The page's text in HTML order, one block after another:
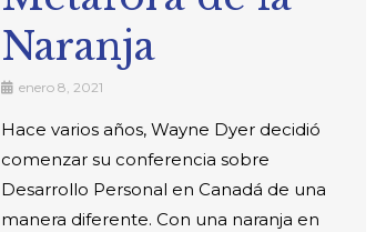
Naranja
enero 8, 2021
Hace varios años, Wayne Dyer decidió
comenzar su conferencia sobre
Desarrollo Personal en Canadá de una
manera diferente. Con una naranja en